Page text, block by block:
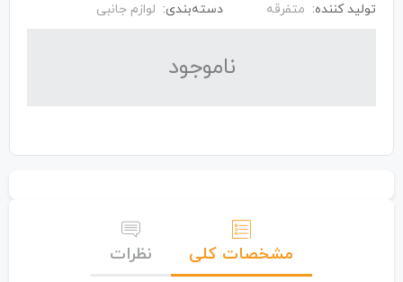
تولید کننده: متفرقه دسته‌بندی: لوازم جانبی
نا‌موجود
مشخصات کلی
نظرات